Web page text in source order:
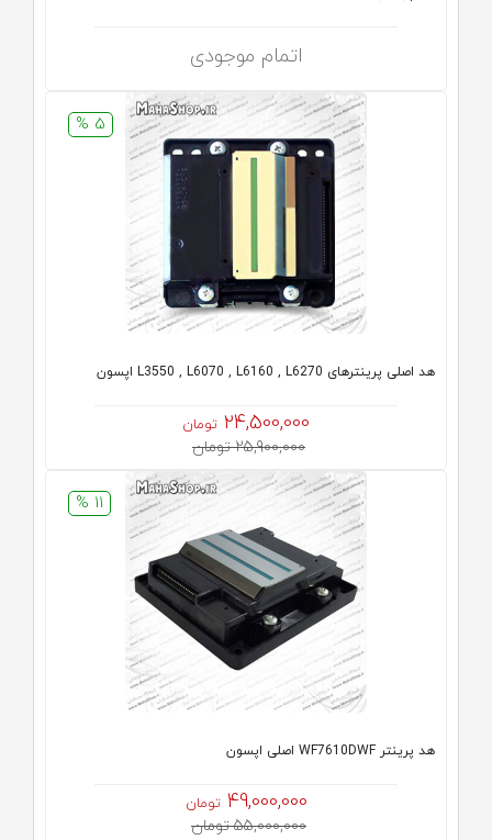
اتمام موجودی
5 %
هد اصلی پرینترهای L3550 , L6070 , L6160 , L6270 اپسون
24,500,000 تومان
25,900,000 تومان
11 %
هد پرینتر WF7610DWF اصلی اپسون
49,000,000 تومان
55,000,000 تومان